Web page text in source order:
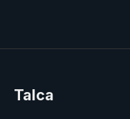
Talca